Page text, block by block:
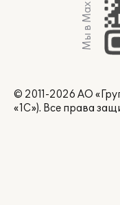
Мы в Max
© 2011-2026 АО
«1С»). Все права